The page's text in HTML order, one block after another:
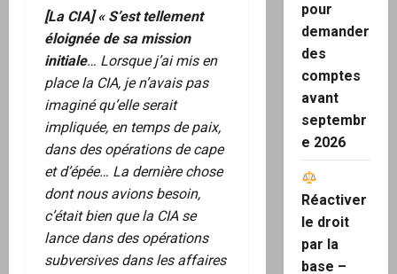
[La CIA] « S’est tellement
éloignée de sa mission
initiale… Lorsque j’ai mis en
place la CIA, je n’avais pas
imaginé qu’elle serait
impliquée, en temps de paix,
dans des opérations de cape
et d’épée… La dernière chose
dont nous avions besoin,
c’était bien que la CIA se
lance dans des opérations
subversives dans les affaires
pour
demander
des
comptes
avant
septembr
e 2026
Réactiver
le droit
par la
base –